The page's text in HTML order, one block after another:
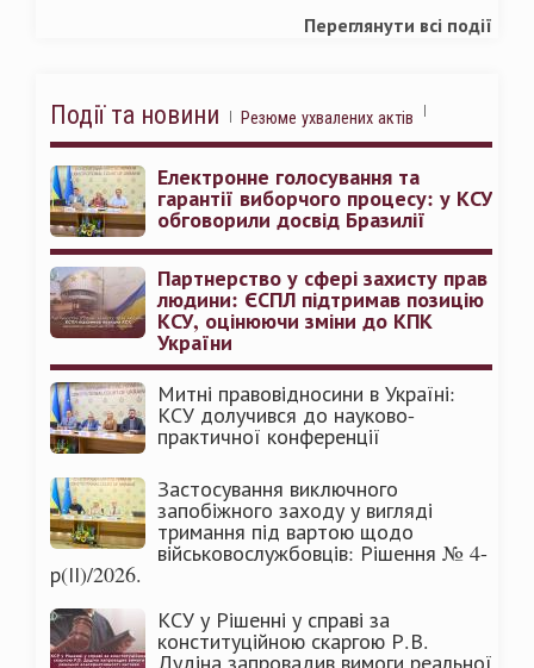
Переглянути всі події
Події та новини Резюме ухвалених актів
Електронне голосування та
гарантії виборчого процесу: у КСУ
обговорили досвід Бразилії
Партнерство у сфері захисту прав
людини: ЄСПЛ підтримав позицію
КСУ, оцінюючи зміни до КПК
України
Митні правовідносини в Україні:
КСУ долучився до науково-
практичної конференції
Застосування виключного
запобіжного заходу у вигляді
тримання під вартою щодо
військовослужбовців: Рішення № 4-
р(ІІ)/2026.
КСУ у Рішенні у справі за
конституційною скаргою Р.В.